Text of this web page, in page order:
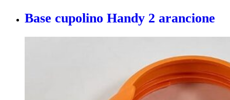
Base cupolino Handy 2 arancione